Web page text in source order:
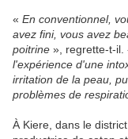
« En conventionnel,
avez fini, vous avez
poitrine », regrette-t-il.
l'expérience d'une
irritation de la peau,
problèmes de
À Kiere, dans le